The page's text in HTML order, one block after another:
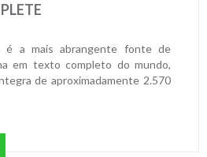
é a mais abrangente fonte de
em texto completo do mundo,
de aproximadamente 2.570